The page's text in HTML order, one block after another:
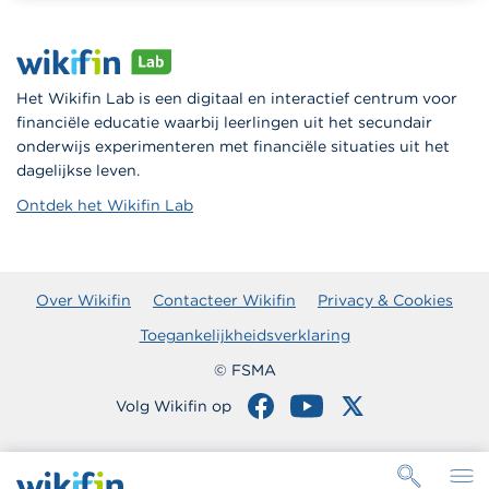
Het Wikifin Lab is een digitaal en interactief centrum voor
financiële educatie waarbij leerlingen uit het secundair
onderwijs experimenteren met financiële situaties uit het
dagelijkse leven.
Ontdek het Wikifin Lab
Over Wikifin Contacteer Wikifin
Privacy & Cookies
Toegankelijkheidsverklaring
© FSMA
Volg Wikifin op